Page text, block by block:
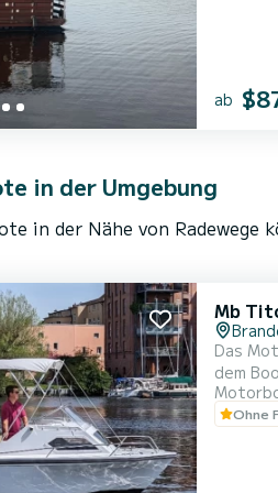
ab
in der Umgebung
in der Nähe von Radewege
Mb
Das
dem
modernes Design. Zum Sonnen finden Sie am Heck
Ohne